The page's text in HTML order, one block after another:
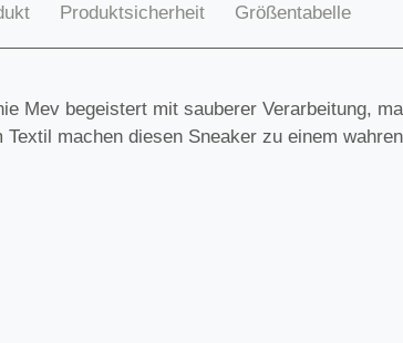
Produktsicherheit Größentabelle
Mev begeistert mit sauberer Verarbeitung,
machen diesen Sneaker zu einem